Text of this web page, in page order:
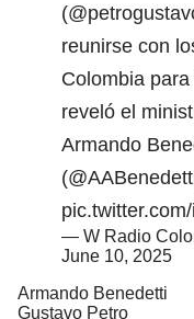
(
reunirse con
Colombia para
reveló el
Armando
(
— W Radio
June 10, 2025
Armando Benedetti
Gustavo Petro